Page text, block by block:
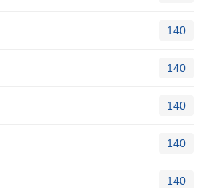
140
140
140
140
140